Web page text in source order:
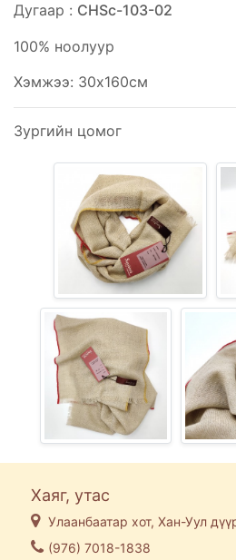
Дугаар : CHSc-103-02
100% ноолуур
Хэмжээ: 30х160см
Зургийн цомог
Хаяг, утас
Улаанбаатар хот, Хан-Уул
(976) 7018-1838